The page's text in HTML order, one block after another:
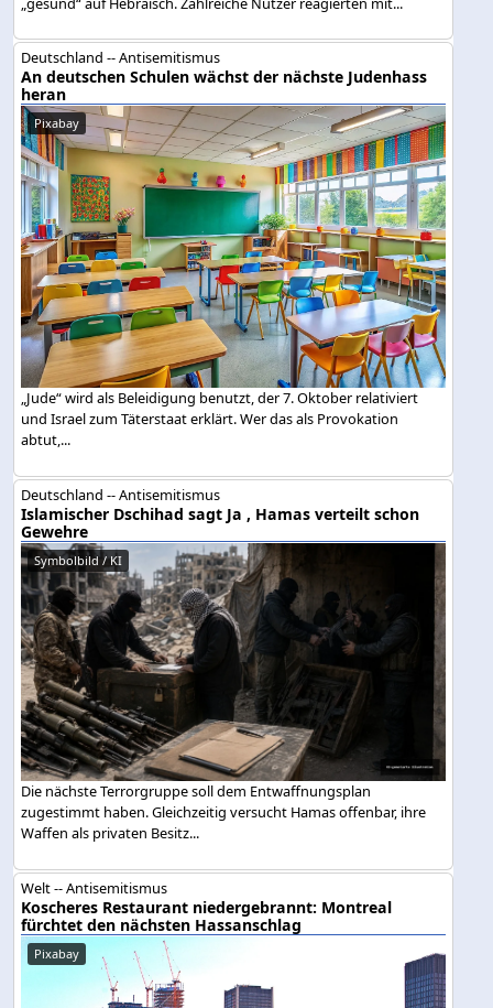
Deutschland -- Antisemitismus
An deutschen Schulen wächst der nächste Judenhass
heran
Pixabay
„Jude“ wird als Beleidigung benutzt, der 7. Oktober relativiert
und Israel zum Täterstaat erklärt. Wer das als Provokation
abtut,...
Deutschland -- Antisemitismus
Islamischer Dschihad sagt Ja , Hamas verteilt schon
Gewehre
Symbolbild / KI
Die nächste Terrorgruppe soll dem Entwaffnungsplan
zugestimmt haben. Gleichzeitig versucht Hamas offenbar, ihre
Waffen als privaten Besitz...
Welt -- Antisemitismus
Koscheres Restaurant niedergebrannt: Montreal
fürchtet den nächsten Hassanschlag
Pixabay